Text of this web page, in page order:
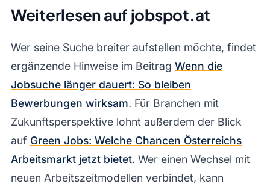
Weiterlesen auf jobspot.at
Wer seine Suche breiter aufstellen möchte, findet
ergänzende Hinweise im Beitrag Wenn die
Jobsuche länger dauert: So bleiben
Bewerbungen wirksam. Für Branchen mit
Zukunftsperspektive lohnt außerdem der Blick
auf Green Jobs: Welche Chancen Österreichs
Arbeitsmarkt jetzt bietet. Wer einen Wechsel mit
neuen Arbeitszeitmodellen verbindet, kann